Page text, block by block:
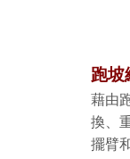
跑坡
藉由
換、
擺臂